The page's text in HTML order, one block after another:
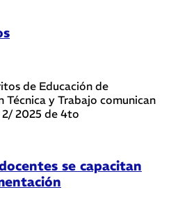
de Educación de
Técnica y Trabajo comunican
2/ 2025 de 4to
se capacitan